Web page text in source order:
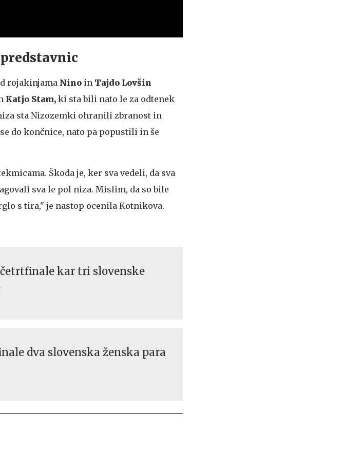
rojakinjama Nino in Tajdo Lovšin
Katjo Stam, ki sta bili nato le za odtenek
sta Nizozemki ohranili zbranost in
do končnice, nato pa popustili in še
Škoda je, ker sva vedeli, da sva
sva le pol niza. Mislim, da so bile
s tira," je nastop ocenila Kotnikova.
četrtfinale kar tri slovenske
dva slovenska ženska para